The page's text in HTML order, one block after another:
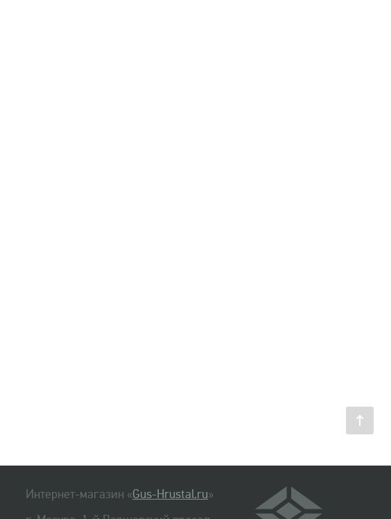
Интернет-магазин «Gus-Hrustal.ru»